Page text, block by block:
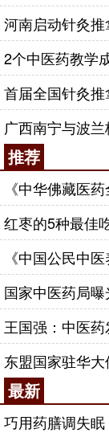
河南启动针灸
2个中医药教学
首届全国针灸
广西南宁与波
推荐
《中华佛藏医
红枣的5种最佳
《中国公民中
国家中医药局
王国强：中医
东盟国家驻华
最新
巧用药膳调失眠